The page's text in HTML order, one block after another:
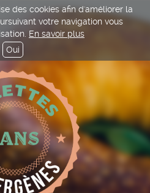
des cookies afin d'améliorer la
votre navigation vous
En savoir plus
Oui